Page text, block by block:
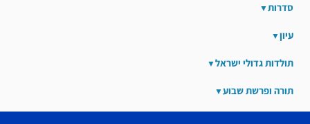
סדרות
עיון
תולדות גדולי ישראל
תורה ופרשת שבוע